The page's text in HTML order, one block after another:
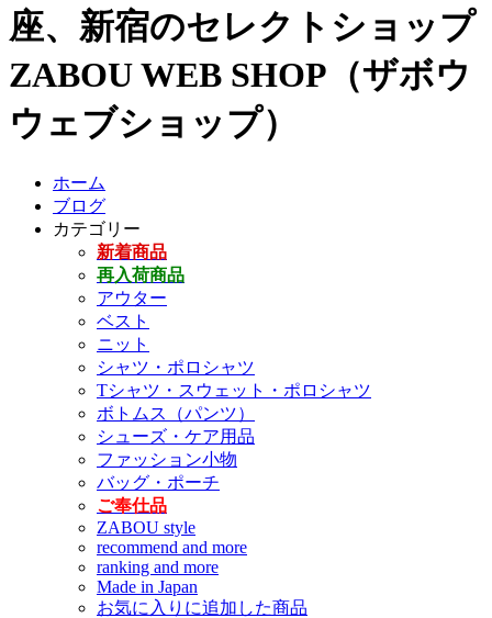
座、新宿のセレクトショップ
ZABOU WEB SHOP（ザボウ
ウェブショップ）
ホーム
ブログ
カテゴリー
新着商品
再入荷商品
アウター
ベスト
ニット
シャツ・ポロシャツ
Tシャツ・スウェット・ポロシャツ
ボトムス（パンツ）
シューズ・ケア用品
ファッション小物
バッグ・ポーチ
ご奉仕品
ZABOU style
recommend and more
ranking and more
Made in Japan
お気に入りに追加した商品